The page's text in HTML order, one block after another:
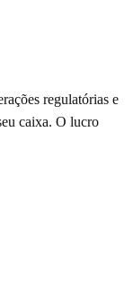
regulatórias e
caixa. O lucro